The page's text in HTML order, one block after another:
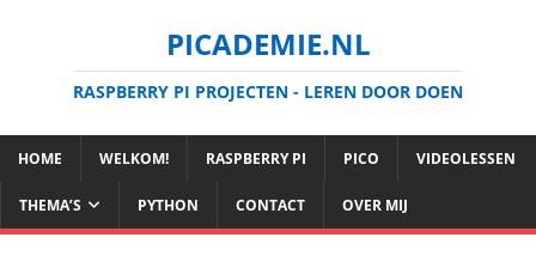
PICADEMIE.NL
RASPBERRY PI PROJECTEN - LEREN DOOR DOEN
HOME WELKOM! RASPBERRY PI PICO VIDEOLESSEN
THEMA’S PYTHON CONTACT OVER MIJ